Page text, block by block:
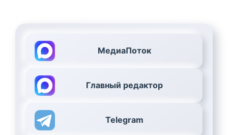
МедиаПоток
Главный редактор
Telegram